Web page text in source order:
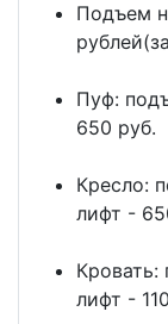
Подъем
Пуф:
650 руб.
Кресло:
лифт -
Кровать:
лифт -